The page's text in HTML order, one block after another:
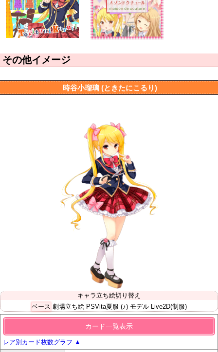
その他イメージ
時谷小瑠璃 (ときたにこるり)
キャラ立ち絵切り替え
ベース 劇場立ち絵 PSVita夏服 (♪) モデル Live2D(制服)
カード一覧表示
レア別カード枚数グラフ ▲